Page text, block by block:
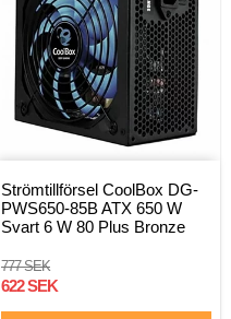
Strömtillförsel CoolBox DG-
PWS650-85B ATX 650 W
Svart 6 W 80 Plus Bronze
777 SEK
622 SEK